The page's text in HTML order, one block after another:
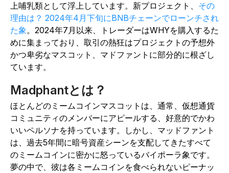
上哺乳類として浮上しています。新プロジェクト、 その
理由は？ 2024年4月下旬にBNBチェーンでローンチされ
た象。 2024年7月以来、トレーダーはWHYを購入するた
めに集まっており、取引の熱狂はプロジェクトの予想外
かつ卑劣なマスコット、マドファントに部分的に根ざし
ています。
Madphantとは？
ほとんどのミームコインマスコットは、通常、仮想通貨
コミュニティのメンバーにアピールする、好意的でかわ
いいペルソナを持っています。しかし、マッドファント
は、過去5年間に暗号資産シーンを支配してきたすべて
のミームコインに密かに怒っているバイポーラ象です。
夢の中で、彼は各ミームコインを食べられないピーナッ